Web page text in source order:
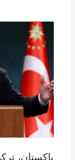
پاکستان،